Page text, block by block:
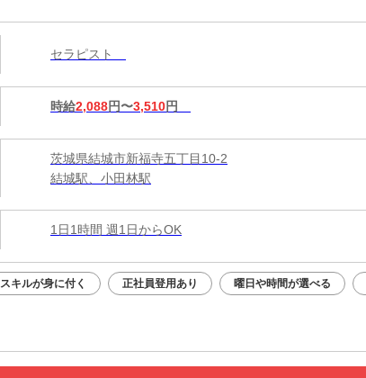
セラピスト
時給2,088円〜3,510円
茨城県結城市新福寺五丁目10-2
結城駅、小田林駅
1日1時間 週1日からOK
スキルが身に付く 正社員登用あり 曜日や時間が選べる